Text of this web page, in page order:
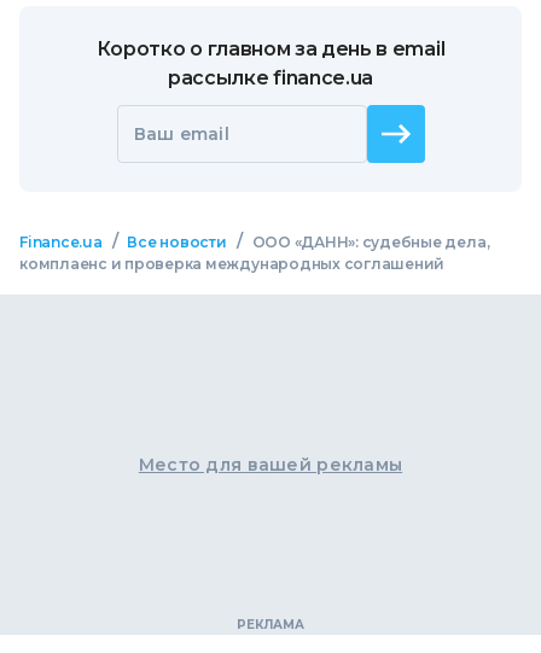
Коротко о главном за день в email
рассылке finance.ua
Ваш email
Finance.ua / Все новости /
ООО «ДАНН»: судебные дела,
комплаенс и проверка международных соглашений
Место для вашей рекламы